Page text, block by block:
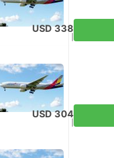
USD 338
USD 304